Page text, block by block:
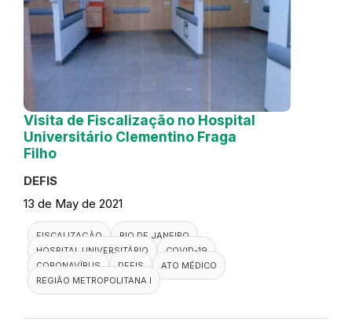
Visita de Fiscalização no Hospital
Universitário Clementino Fraga
Filho
DEFIS
13 de May de 2021
FISCALIZAÇÃO
RIO DE JANEIRO
HOSPITAL UNIVERSITÁRIO
COVID-19
CORONAVÍRUS
DEFIS
ATO MÉDICO
REGIÃO METROPOLITANA I